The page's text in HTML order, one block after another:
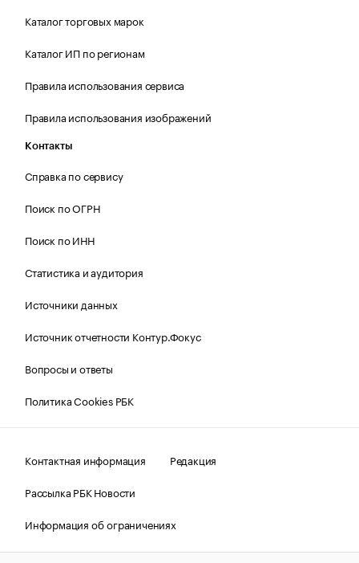
Каталог торговых марок
Каталог ИП по регионам
Правила использования сервиса
Правила использования изображений
Контакты
Справка по сервису
Поиск по ОГРН
Поиск по ИНН
Статистика и аудитория
Источники данных
Источник отчетности Контур.Фокус
Вопросы и ответы
Политика Cookies РБК
Контактная информация
Редакция
Рассылка РБК Новости
Информация об ограничениях
Правовая информация
О соблюдении авторских прав